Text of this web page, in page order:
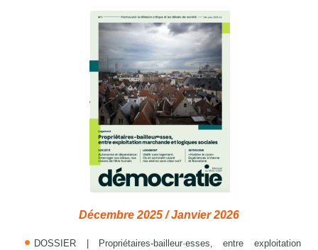
Décembre 2025 / Janvier 2026
DOSSIER | Propriétaires-bailleur·esses, entre exploitation